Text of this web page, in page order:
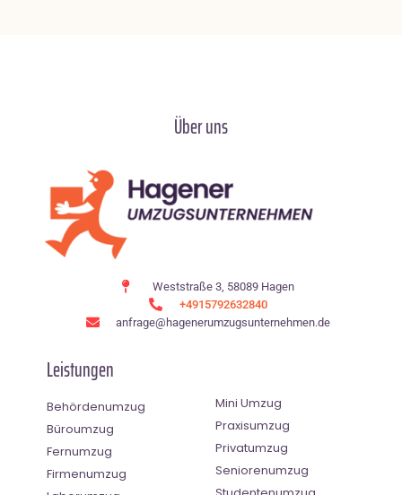
Über uns
Weststraße 3, 58089 Hagen
+4915792632840
anfrage@hagenerumzugsunternehmen.de
Leistungen
Behördenumzug
Büroumzug
Fernumzug
Firmenumzug
Mini Umzug
Praxisumzug
Privatumzug
Seniorenumzug